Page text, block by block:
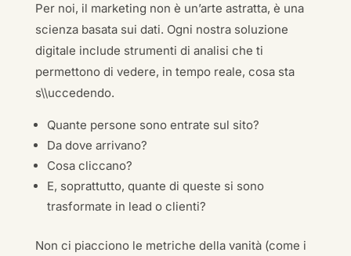
Per noi, il marketing non è un’arte astratta, è una
scienza basata sui dati. Ogni nostra soluzione
digitale include strumenti di analisi che ti
permettono di vedere, in tempo reale, cosa sta
s\\uccedendo.
Quante persone sono entrate sul sito?
Da dove arrivano?
Cosa cliccano?
E, soprattutto, quante di queste si sono
trasformate in lead o clienti?
Non ci piacciono le metriche della vanità (come i